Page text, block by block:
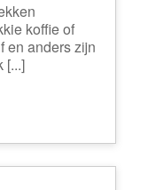
koffie of
en anders zijn
[...]